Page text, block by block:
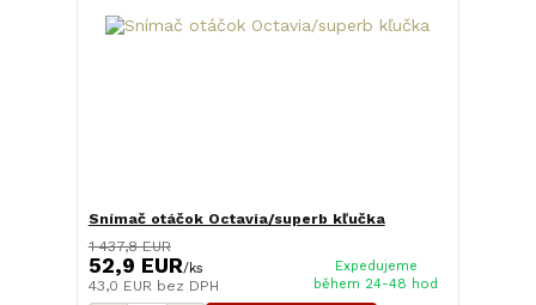
Snímač otáčok Octavia/superb kľučka
1 437,8 EUR
52,9 EUR/ks
43,0 EUR bez DPH
Expedujeme
během 24-48 hod